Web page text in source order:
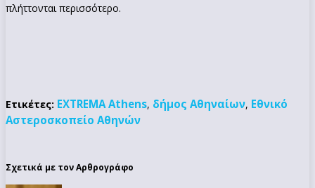
πλήττονται περισσότερο.
Ετικέτες: EXTREMA Athens, δήμος Αθηναίων, Εθνικό
Αστεροσκοπείο Αθηνών
Σχετικά με τον Αρθρογράφο